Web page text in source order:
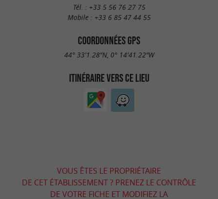
Tél. : +33 5 56 76 27 75
Mobile : +33 6 85 47 44 55
COORDONNÉES GPS
44° 33'1.28"N, 0° 14'41.22"W
ITINÉRAIRE VERS CE LIEU
VOUS ÊTES LE PROPRIÉTAIRE
DE CET ÉTABLISSEMENT ? PRENEZ LE CONTRÔLE
DE VOTRE FICHE ET MODIFIEZ LA